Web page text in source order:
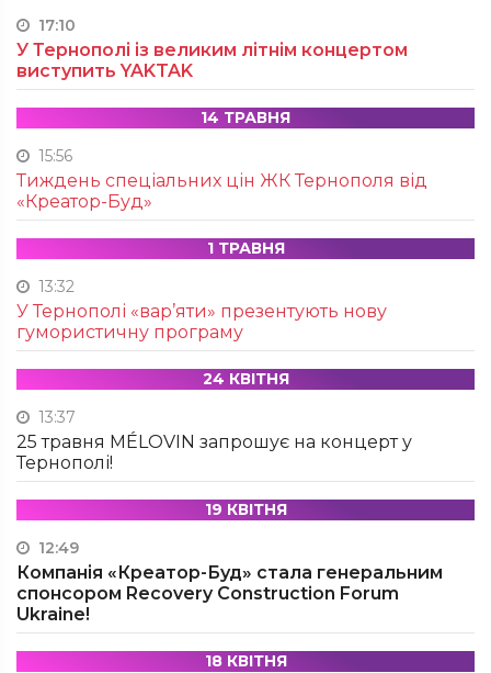
17:10
У Тернополі із великим літнім концертом
виступить YAKTAK
14 ТРАВНЯ
15:56
Тиждень спеціальних цін ЖК Тернополя від
«Креатор-Буд»
1 ТРАВНЯ
13:32
У Тернополі «вар’яти» презентують нову
гумористичну програму
24 КВІТНЯ
13:37
25 травня MÉLOVIN запрошує на концерт у
Тернополі!
19 КВІТНЯ
12:49
Компанія «Креатор-Буд» стала генеральним
спонсором Recovery Construction Forum
Ukraine!
18 КВІТНЯ